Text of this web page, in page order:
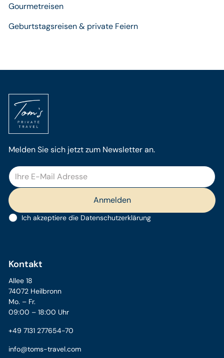
Gourmetreisen
Geburtstagsreisen & private Feiern
Melden Sie sich jetzt zum Newsletter an.
Ich akzeptiere die Datenschutzerklärung
Kontakt
Allee 18
74072 Heilbronn
Mo. – Fr.
09:00 – 18:00 Uhr
+49 7131 277654-70
info@toms-travel.com